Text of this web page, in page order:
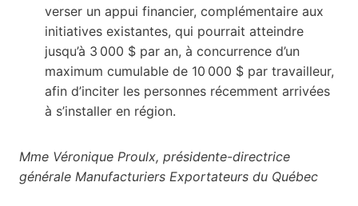
verser un appui financier, complémentaire aux
initiatives existantes, qui pourrait atteindre
jusqu’à 3 000 $ par an, à concurrence d’un
maximum cumulable de 10 000 $ par travailleur,
afin d’inciter les personnes récemment arrivées
à s’installer en région.
Mme Véronique Proulx, présidente-directrice
générale Manufacturiers Exportateurs du Québec